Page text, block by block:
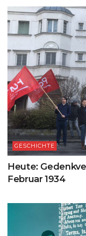
GESCHICHTE
Heute:
Februar 1934